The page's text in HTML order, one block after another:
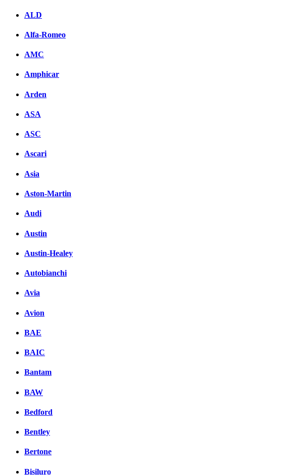
ALD
Alfa-Romeo
AMC
Amphicar
Arden
ASA
ASC
Ascari
Asia
Aston-Martin
Audi
Austin
Austin-Healey
Autobianchi
Avia
Avion
BAE
BAIC
Bantam
BAW
Bedford
Bentley
Bertone
Bisiluro